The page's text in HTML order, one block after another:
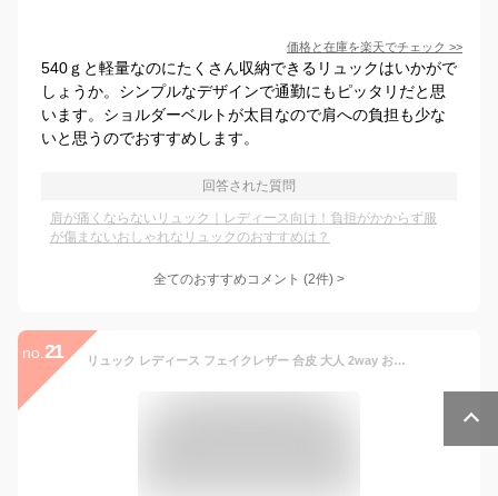
価格と在庫を楽天でチェック >>
540ｇと軽量なのにたくさん収納できるリュックはいかがで
しょうか。シンプルなデザインで通勤にもピッタリだと思
います。ショルダーベルトが太目なので肩への負担も少な
いと思うのでおすすめします。
回答された質問
肩が痛くならないリュック｜レディース向け！負担がかからず服
が傷まないおしゃれなリュックのおすすめは？
全てのおすすめコメント (2件) >
no. 21 リュック レディース フェイクレザー 合皮 大人 2way おしゃれ リュックサック バックパック バッグ ママバッグ A4対応 B5サイズ かばん 通勤 通学 ミニリュック キレイめ オシャレ 旅行 ブラック ホワイト オーク FunnyJinx ファニージンクス オールシーズン TR173